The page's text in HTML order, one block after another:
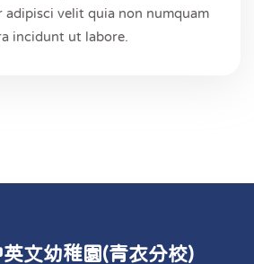
adipisci velit quia non numquam
incidunt ut labore.
文幼稚園(青衣分校)